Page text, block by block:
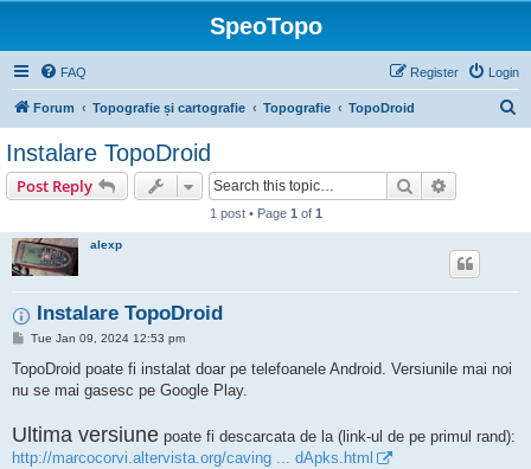
SpeoTopo
FAQ Login
Register
Forum Topografie și cartografie Topografie TopoDroid
Instalare TopoDroid
Post Reply Search
1 post • Page 1 of 1
alexp
Instalare TopoDroid
P
s
t
Tue Jan 09, 2024 12:53 pm
TopoDroid poate fi instalat doar pe telefoanele Android. Versiunile mai noi
nu se mai gasesc pe Google Play.
Ultima versiune poate fi descarcata de la (link-ul de pe primul rand):
http://marcocorvi.altervista.org/caving ... dApks.html